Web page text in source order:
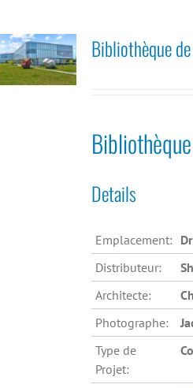
Bibliothèque
Details
Emplacement:
Distributeur:
Architecte:
Photographe:
Type de
Projet: